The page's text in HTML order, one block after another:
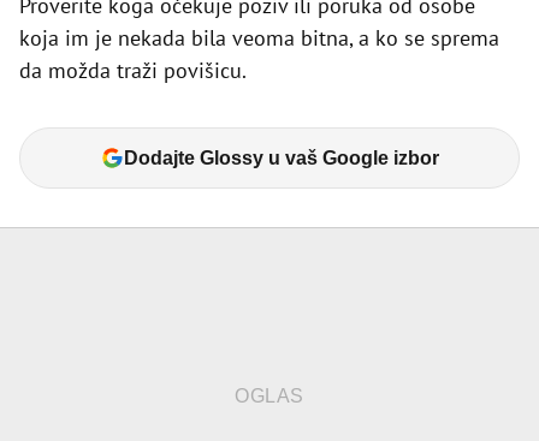
koja im je nekada bila veoma bitna, a ko se sprema
da možda traži povišicu.
Dodajte Glossy u vaš Google izbor